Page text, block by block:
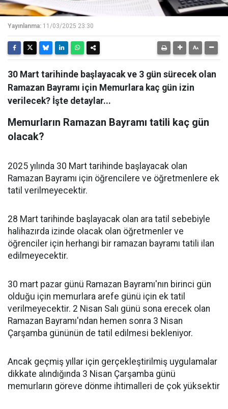
Yayınlanma: 11/03/2025 23:30
30 Mart tarihinde başlayacak ve 3 gün sürecek olan
Ramazan Bayramı için Memurlara kaç gün izin
verilecek? İşte detaylar...
Memurların Ramazan Bayramı tatili kaç gün
olacak?
2025 yılında 30 Mart tarihinde başlayacak olan
Ramazan Bayramı için öğrencilere ve öğretmenlere ek
tatil verilmeyecektir.
28 Mart tarihinde başlayacak olan ara tatil sebebiyle
halihazırda izinde olacak olan öğretmenler ve
öğrenciler için herhangi bir ramazan bayramı tatili ilan
edilmeyecektir.
30 mart pazar günü Ramazan Bayramı'nın birinci gün
olduğu için memurlara arefe günü için ek tatil
verilmeyecektir. 2 Nisan Salı günü sona erecek olan
Ramazan Bayramı'ndan hemen sonra 3 Nisan
Çarşamba gününün de tatil edilmesi bekleniyor.
Ancak geçmiş yıllar için gerçekleştirilmiş uygulamalar
dikkate alındığında 3 Nisan Çarşamba günü
memurların göreve dönme ihtimalleri de çok yüksektir